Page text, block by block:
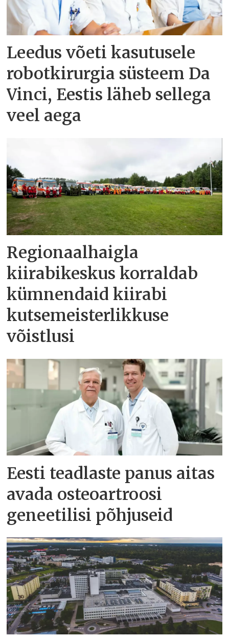
Leedus võeti kasutusele
robotkirurgia süsteem Da
Vinci, Eestis läheb sellega
veel aega
Regionaalhaigla
kiirabikeskus korraldab
kümnendaid kiirabi
kutsemeisterlikkuse
võistlusi
Eesti teadlaste panus aitas
avada osteoartroosi
geneetilisi põhjuseid